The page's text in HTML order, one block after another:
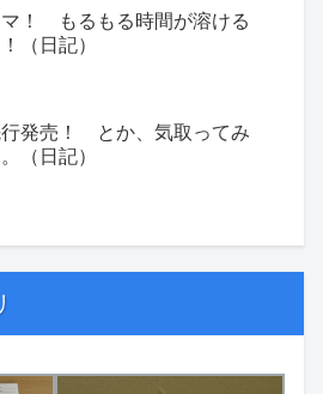
！ もるもる時間が溶ける
（日記）
発売！ とか、気取ってみ
（日記）